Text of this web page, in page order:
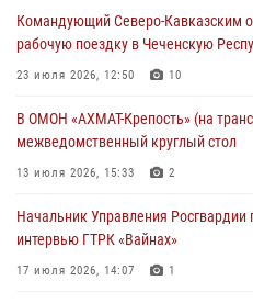
19 июля 2026, 13:50
В Грозном Росгвардия обеспечила
18 июля 2026, 13:46
Начальник Управления Росгвардии
17 июля 2026, 14:07
Командующий Северо-Кавказским
рабочую поездку в Чеченскую
23 июля 2026, 12:50 10
В ОМОН «АХМАТ-Крепость» (на
межведомственный круглый стол
13 июля 2026, 15:33 2
Начальник Управления
интервью ГТРК «Вайнах»
17 июля 2026, 14:07 1